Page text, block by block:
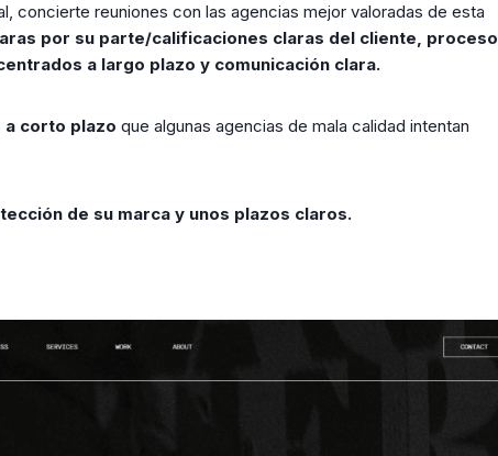
concierte reuniones con las agencias mejor valoradas de esta
por su parte/calificaciones claras del cliente, proceso
a largo plazo y comunicación clara.
a corto plazo que algunas agencias de mala calidad intentan
de su marca y unos plazos claros.